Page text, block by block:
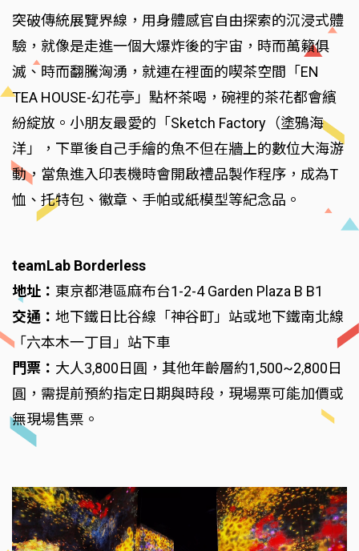
突破傳統展覽界線，用身體感官自由探索的沉浸式體
驗，就像是走進一個大爆炸後的宇宙，時而萬籟俱
滅、時而翻騰洶湧，就連在裡面的喫茶空間「EN
TEA HOUSE-幻花亭」點杯茶喝，碗裡的茶花都會繽
紛綻放。小朋友最愛的「Sketch Factory（塗鴉海
洋」，下單後自己手繪的魚不但在牆上的數位大海游
動，當魚進入印表機時會開啟禮品製作程序，成為T
恤、托特包、徽章、手帕或紙模型等紀念品。
teamLab Borderless
地址： 東京都港區麻布台1-2-4 Garden Plaza B B1
交通： 地下鐵日比谷線「神谷町」站或地下鐵南北線
「六本木一丁目」站下車
門票： 大人3,800日圓，其他年齡層約1,500~2,800日
圓，需提前預約指定日期與時段，現場票可能加價或
無現場售票。